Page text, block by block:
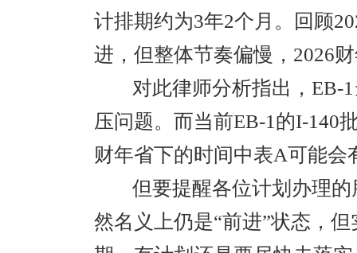
计排期约为3年2个月。回顾
进，但整体节奏偏慢，2026
对此律师分析指出，EB-
压问题。而当前EB-1的I-140
财年省下的时间中表A可能会
但要提醒各位计划办理
然名义上仍是“前进”状态，